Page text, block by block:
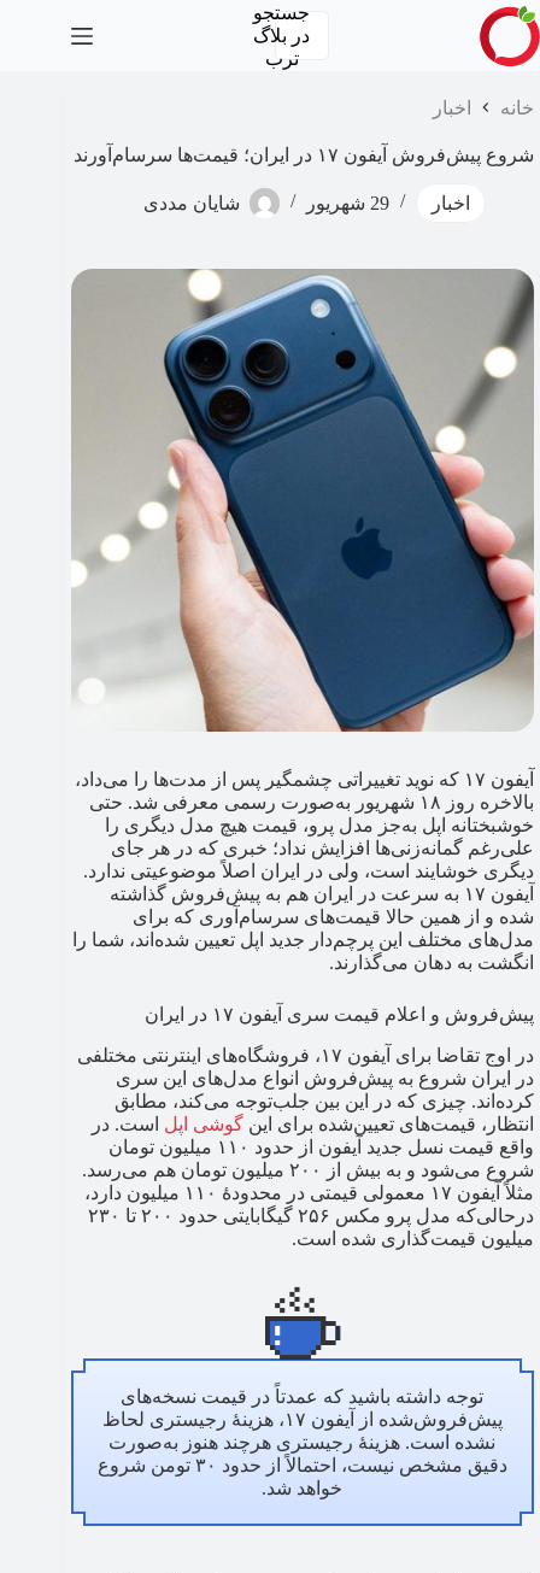
پرش
به
محتوا
جستجو
در بلاگ
ترب
خانه اخبار
شروع پیش‌فروش آیفون ۱۷ در ایران؛ قیمت‌ها سرسام‌آورند
اخبار 29 شهریور شایان مددی
آیفون ۱۷ که نوید تغییراتی چشمگیر پس از مدت‌ها را می‌داد،
بالاخره روز ۱۸ شهریور به‌صورت رسمی معرفی شد. حتی
خوشبختانه اپل به‌جز مدل پرو، قیمت هیچ مدل دیگری را
علی‌رغم گمانه‌زنی‌ها افزایش نداد؛ خبری که در هر جای
دیگری خوشایند است، ولی در ایران اصلاً موضوعیتی ندارد.
آیفون ۱۷ به سرعت در ایران هم به پیش‌فروش گذاشته
شده و از همین حالا قیمت‌های سرسام‌آوری که برای
مدل‌های مختلف این پرچم‌دار جدید اپل تعیین شده‌اند، شما را
انگشت به دهان می‌گذارند.
پیش‌فروش و اعلام قیمت سری آیفون ۱۷ در ایران
در اوج تقاضا برای آیفون ۱۷، فروشگاه‌های اینترنتی مختلفی
در ایران شروع به پیش‌فروش انواع مدل‌های این سری
کرده‌اند. چیزی که در این بین جلب‌توجه می‌کند، مطابق
انتظار، قیمت‌های تعیین‌شده برای این گوشی اپل است. در
واقع قیمت نسل جدید آیفون از حدود ۱۱۰ میلیون تومان
شروع می‌شود و به بیش از ۲۰۰ میلیون تومان هم می‌رسد.
مثلاً آیفون ۱۷ معمولی قیمتی در محدودۀ ۱۱۰ میلیون دارد،
درحالی‌که مدل پرو مکس ۲۵۶ گیگابایتی حدود ۲۰۰ تا ۲۳۰
میلیون قیمت‌گذاری شده است.
توجه داشته باشید که عمدتاً در قیمت نسخه‌های
پیش‌فروش‌شده از آیفون ۱۷، هزینۀ رجیستری لحاظ
نشده است. هزینۀ رجیستری هرچند هنوز به‌صورت
دقیق مشخص نیست، احتمالاً از حدود ۳۰ تومن شروع
خواهد شد.